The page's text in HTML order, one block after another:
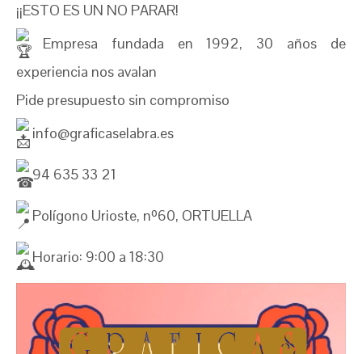
¡¡ESTO ES UN NO PARAR!
Empresa fundada en 1992, 30 años de
experiencia nos avalan
Pide presupuesto sin compromiso
info@graficaselabra.es
94 635 33 21
Polígono Urioste, nº60, ORTUELLA
Horario: 9:00 a 18:30